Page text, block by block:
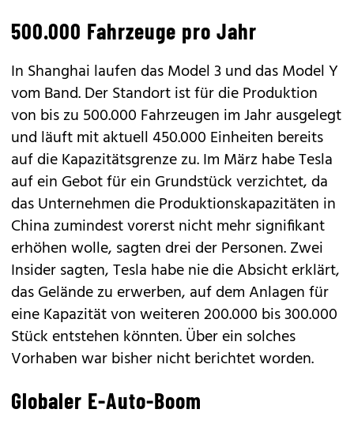
500.000 Fahrzeuge pro Jahr
In Shanghai laufen das Model 3 und dasModel Y
vom Band. Der Standort ist für die Produktion
von bis zu 500.000 Fahrzeugen im Jahr ausgelegt
und läuft mit aktuell 450.000 Einheiten bereits
auf die Kapazitätsgrenze zu. Im März habe Tesla
auf ein Gebot für ein Grundstück verzichtet, da
das Unternehmen die Produktionskapazitäten in
China zumindest vorerst nicht mehr signifikant
erhöhen wolle, sagten drei der Personen. Zwei
Insider sagten, Tesla habe nie die Absicht erklärt,
das Gelände zu erwerben, auf dem Anlagen für
eine Kapazität von weiteren 200.000 bis 300.000
Stück entstehen könnten. Über ein solches
Vorhaben war bisher nicht berichtet worden.
Globaler E-Auto-Boom